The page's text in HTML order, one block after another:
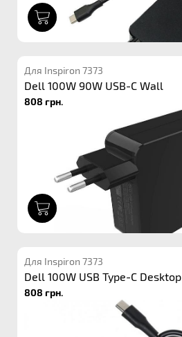
Для Inspiron 7373
Dell 100W 90W USB-C Wall
808 грн.
Для Inspiron 7373
Dell 100W USB Type-C Desktop
808 грн.